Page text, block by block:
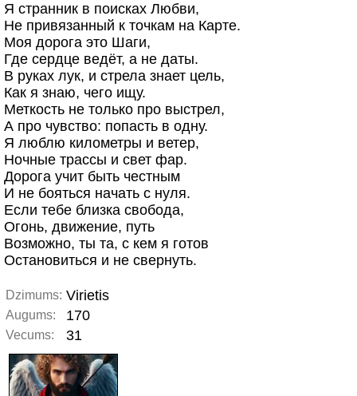
Я странник в поисках Любви,
Не привязанный к точкам на Карте.
Моя дорога это Шаги,
Где сердце ведёт, а не даты.
В руках лук, и стрела знает цель,
Как я знаю, чего ищу.
Меткость не только про выстрел,
А про чувство: попасть в одну.
Я люблю километры и ветер,
Ночные трассы и свет фар.
Дорога учит быть честным
И не бояться начать с нуля.
Если тебе близка свобода,
Огонь, движение, путь
Возможно, ты та, с кем я готов
Остановиться и не свернуть.
Dzimums: Virietis
Augums: 170
Vecums: 31